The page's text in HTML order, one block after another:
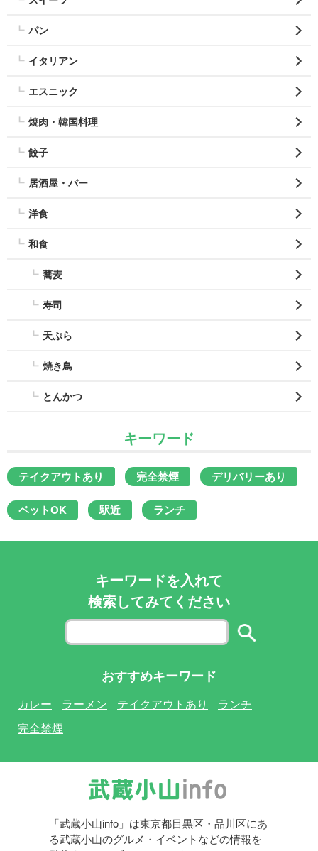
パン
イタリアン
エスニック
焼肉・韓国料理
餃子
居酒屋・バー
洋食
和食
蕎麦
寿司
天ぷら
焼き鳥
とんかつ
キーワード
テイクアウトあり 完全禁煙 デリバリーあり
ペットOK 駅近 ランチ
キーワードを入れて
検索してみてください
おすすめキーワード
カレー ラーメン テイクアウトあり
ランチ
完全禁煙
「武蔵小山info」は東京都目黒区・品川区にあ
る武蔵小山のグルメ・イベントなどの情報を